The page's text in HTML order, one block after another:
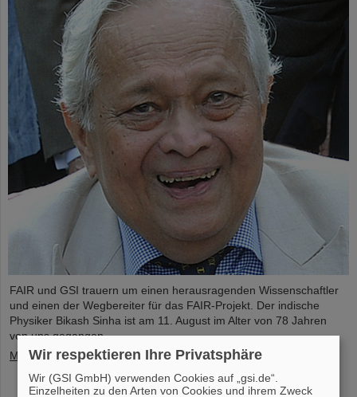
FAIR und GSI trauern um einen herausragenden Wissenschaftler
und einen der Wegbereiter für das FAIR-Projekt. Der indische
Physiker Bikash Sinha ist am 11. August im Alter von 78 Jahren
von uns gegangen.
Mehr »Wir respektieren Ihre Privatsphäre
Wir (GSI GmbH) verwenden Cookies auf „gsi.de“.
Einzelheiten zu den Arten von Cookies und ihrem Zweck